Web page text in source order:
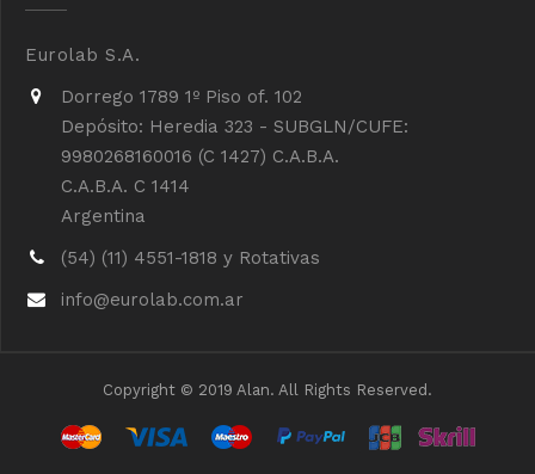
Eurolab S.A.
Dorrego 1789 1º Piso of. 102
Depósito: Heredia 323 - SUBGLN/CUFE:
9980268160016 (C 1427) C.A.B.A.
C.A.B.A. C 1414
Argentina
(54) (11) 4551-1818 y Rotativas
info@eurolab.com.ar
Copyright © 2019 Alan. All Rights Reserved.